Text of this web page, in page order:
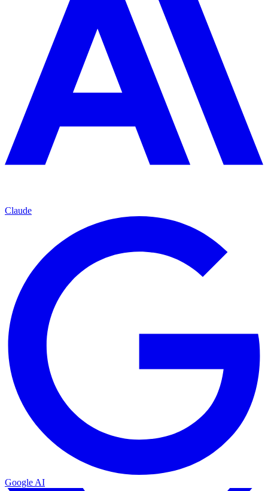
Claude
Google AI